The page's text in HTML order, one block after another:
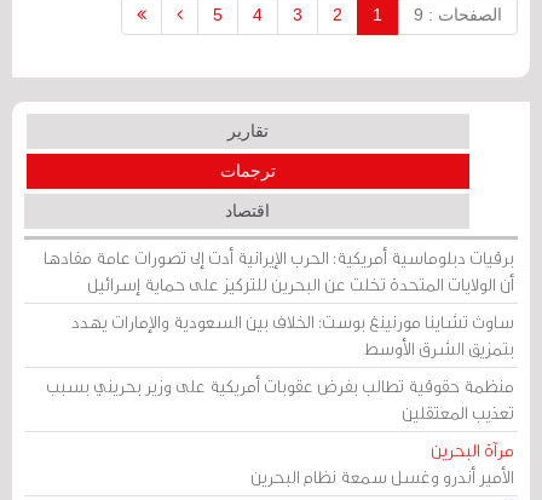
الجسد وآخر في القلب.
الصفحات : 9 1
2
3
4
5
تقارير
ترجمات
اقتصاد
برقيات دبلوماسية أمريكية: الحرب الإيرانية أدت إلى تصورات عامة مفادها
أن الولايات المتحدة تخلت عن البحرين للتركيز على حماية إسرائيل
ساوث تشاينا مورنينغ بوست: الخلاف بين السعودية والإمارات يهدد
بتمزيق الشرق الأوسط
منظمة حقوقية تطالب بفرض عقوبات أمريكية على وزير بحريني بسبب
تعذيب المعتقلين
مرآة البحرين
الأمير أندرو وغسل سمعة نظام البحرين